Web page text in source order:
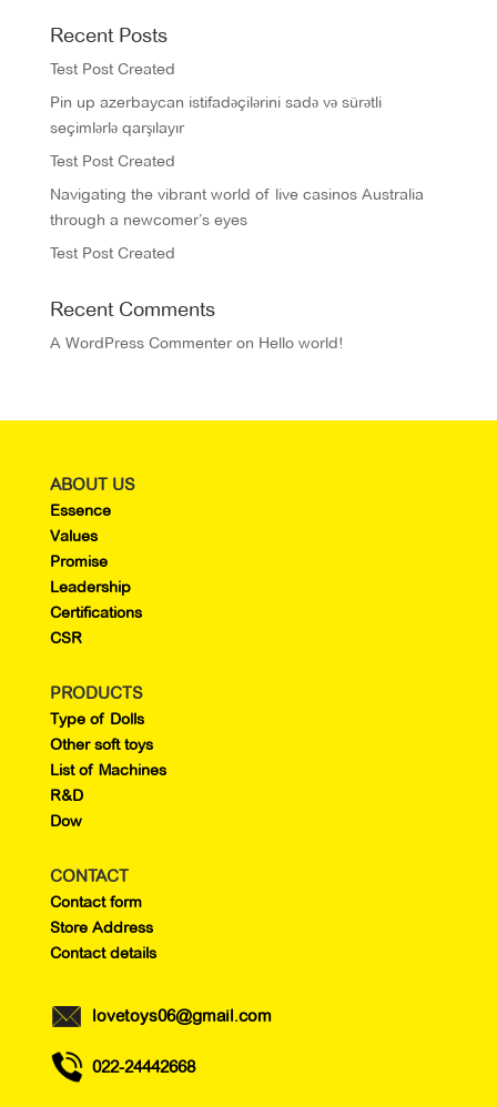
Recent Posts
Test Post Created
Pin up azerbaycan istifadəçilərini sadə və sürətli
seçimlərlə qarşılayır
Test Post Created
Navigating the vibrant world of live casinos Australia
through a newcomer’s eyes
Test Post Created
Recent Comments
A WordPress Commenteron Hello world!
ABOUT US
Essence
Values
Promise
Leadership
Certifications
CSR
PRODUCTS
Type of Dolls
Other soft toys
List of Machines
R&D
Dow
CONTACT
Contact form
Store Address
Contact details
lovetoys06@gmail.com
022-24442668